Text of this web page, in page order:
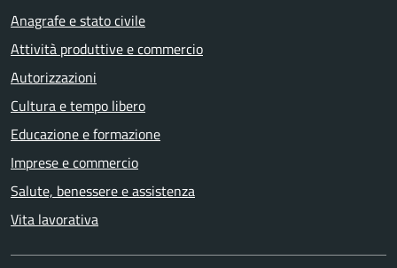
Anagrafe e stato civile
Attività produttive e commercio
Autorizzazioni
Cultura e tempo libero
Educazione e formazione
Imprese e commercio
Salute, benessere e assistenza
Vita lavorativa